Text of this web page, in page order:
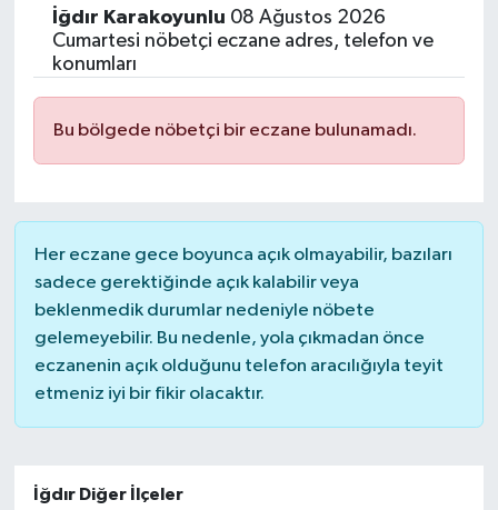
İğdır Karakoyunlu 08 Ağustos 2026
Cumartesi nöbetçi eczane adres, telefon ve
konumları
Bu bölgede nöbetçi bir eczane bulunamadı.
Her eczane gece boyunca açık olmayabilir, bazıları
sadece gerektiğinde açık kalabilir veya
beklenmedik durumlar nedeniyle nöbete
gelemeyebilir. Bu nedenle, yola çıkmadan önce
eczanenin açık olduğunu telefon aracılığıyla teyit
etmeniz iyi bir fikir olacaktır.
İğdır Diğer İlçeler